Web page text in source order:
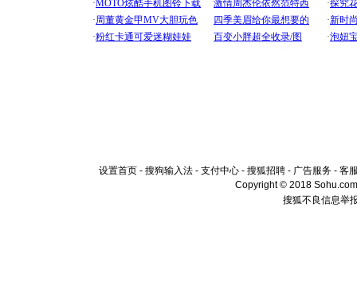
设置首页 - 搜狗输入法 - 支付中心 - 搜狐招聘 - 广告服务 - 客
Copyright © 2018
搜狐不良信息举